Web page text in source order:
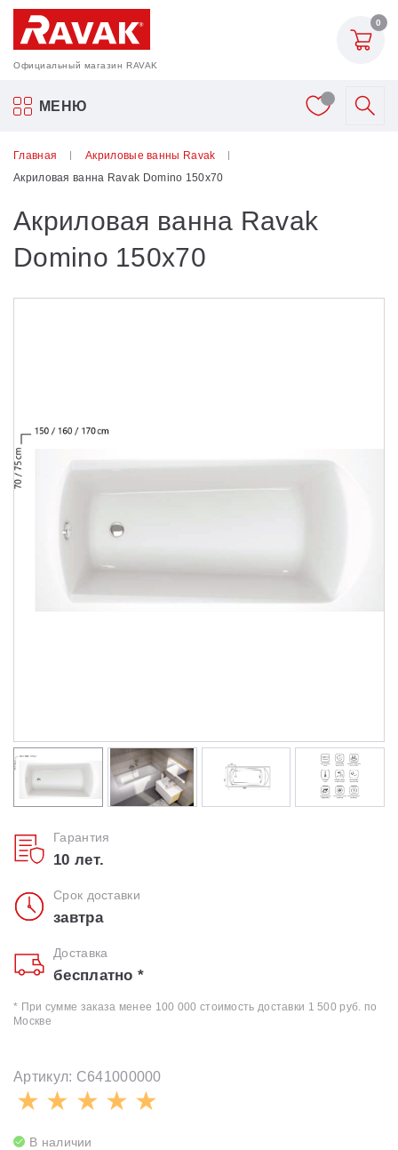
Официальный магазин RAVAK
0
МЕНЮ
Акриловые ванны Ravak
Душевые уголки
Сиденья OVO для душевых уголков
Полотенцесушители
Средства ухода
Главная
Акриловые ванны Ravak
Акриловая ванна Ravak Domino 150х70
Акриловая ванна Ravak
Domino 150х70
Гарантия
10 лет.
Срок доставки
завтра
Доставка
бесплатно *
* При сумме заказа менее 100 000 стоимость доставки 1 500 руб. по
Москве
Артикул: C641000000
В наличии